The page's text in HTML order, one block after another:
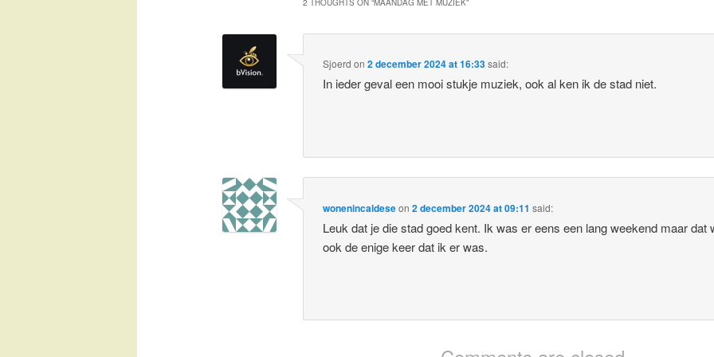
2 THOUGHTS ON “MAANDAG MET MUZIEK”
Sjoerd on2 december 2024 at 16:33said:
In ieder geval een mooi stukje muziek, ook al ken ik de stad niet.
wonenincaldeseon2 december 2024 at 09:11 said:
Leuk dat je die stad goed kent. Ik was er eens een lang weekend maar dat
ook de enige keer dat ik er was.